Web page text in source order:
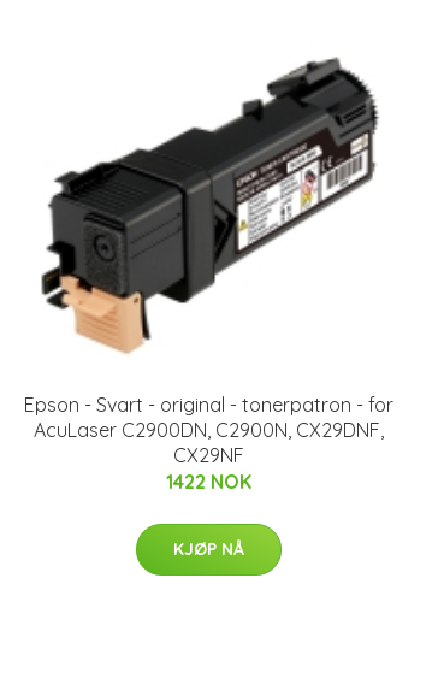
Epson - Svart - original - tonerpatron - for
AcuLaser C2900DN, C2900N, CX29DNF,
CX29NF
1422 NOK
KJØP NÅ